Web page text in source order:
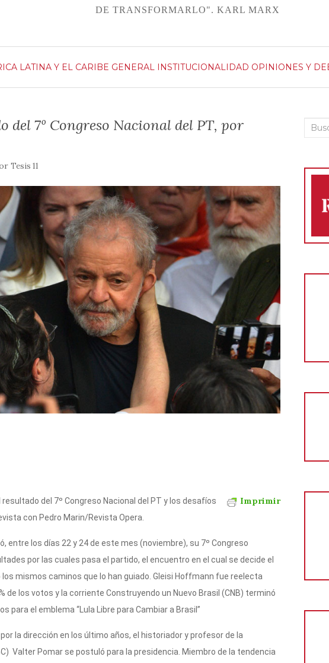
DE TRANSFORMARLO". KARL MARX
LATINA Y EL CARIBE GENERAL INSTITUCIONALIDAD OPINIONES Y
del 7º Congreso Nacional del PT, por
Tesis 11
Imprimir
del 7º Congreso Nacional del PT y los desafíos
con Pedro Marin/Revista Opera.
entre los días 22 y 24 de este mes (noviembre), su 7º Congreso
por las cuales pasa el partido, el encuentro en el cual se decide el
mismos caminos que lo han guiado. Gleisi Hoffmann fue reelecta
de los votos y la corriente Construyendo un Nuevo Brasil (CNB) terminó
para el emblema “Lula Libre para Cambiar a Brasil”
la dirección en los último años, el historiador y profesor de la
Valter Pomar se postuló para la presidencia. Miembro de la tendencia